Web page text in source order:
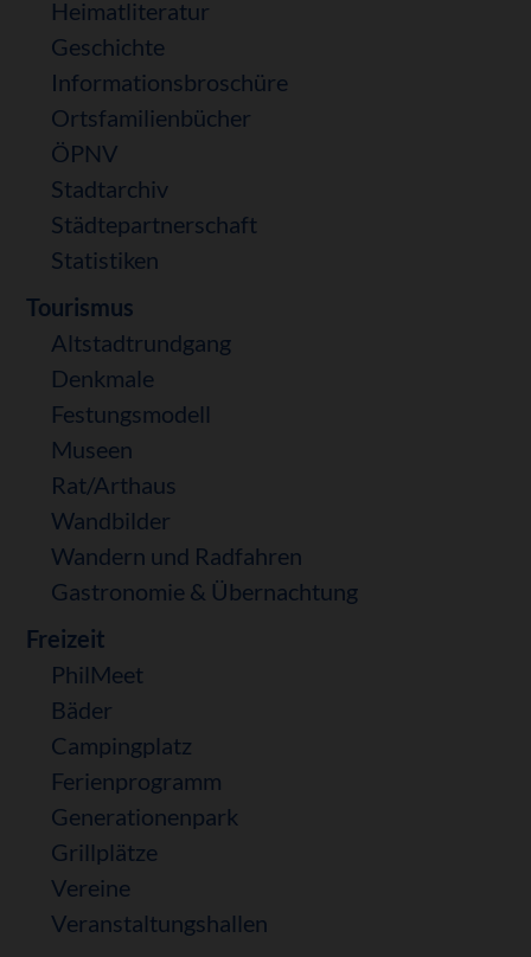
Heimatliteratur
Geschichte
Informationsbroschüre
Ortsfamilienbücher
ÖPNV
Stadtarchiv
Städtepartnerschaft
Statistiken
Tourismus
Altstadtrundgang
Denkmale
Festungsmodell
Museen
Rat/Arthaus
Wandbilder
Wandern und Radfahren
Gastronomie & Übernachtung
Freizeit
PhilMeet
Bäder
Campingplatz
Ferienprogramm
Generationenpark
Grillplätze
Vereine
Veranstaltungshallen